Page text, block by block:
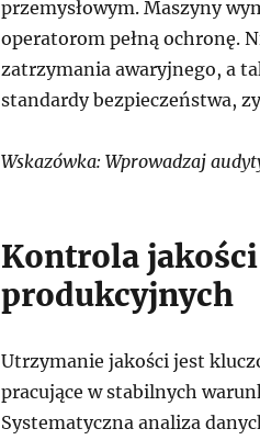
przemysłowym. Maszyny
operatorom pełną ochronę.
zatrzymania awaryjnego, a
standardy bezpieczeństwa,
Wskazówka: Wprowadzaj
Kontrola
produkcyjnych
Utrzymanie jakości jest
pracujące w stabilnych
Systematyczna analiza